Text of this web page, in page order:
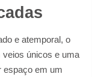
e atemporal, o
veios únicos e uma
espaço em um